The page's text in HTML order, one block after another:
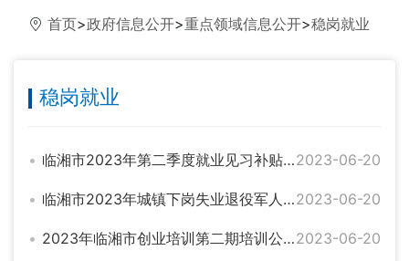
首页>政府信息公开>重点领域信息公开>稳岗就业
稳岗就业
临湘市2023年第二季度就业见习补贴公示表2023-06-20
临湘市2023年城镇下岗失业退役军人就业援助公示名单2023-06-20
2023年临湘市创业培训第二期培训公示2023-06-20